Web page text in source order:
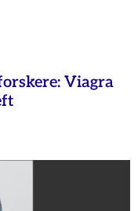
Viagra